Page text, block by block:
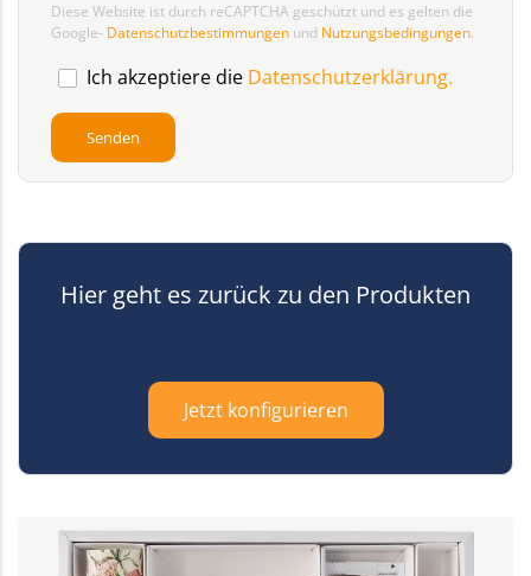
Diese Website ist durch reCAPTCHA geschützt und es gelten die
Google- Datenschutzbestimmungen und Nutzungsbedingungen.
Ich akzeptiere die Datenschutzerklärung.
Hier geht es zurück zu den Produkten
Jetzt konfigurieren